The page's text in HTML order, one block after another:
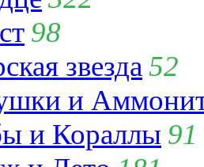
98
звезда 52
и
и Кораллы 91